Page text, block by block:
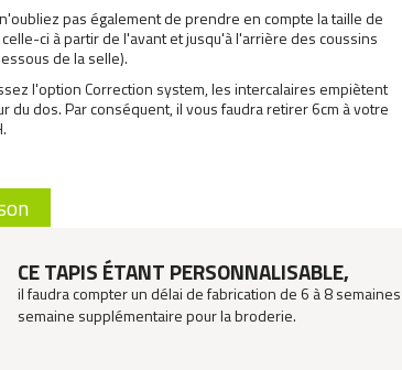
pas également de prendre en compte la taille de
ci à partir de l'avant et jusqu'à l'arrière des coussins
de la selle).
l'option Correction system, les intercalaires empiètent
du dos. Par conséquent, il vous faudra retirer 6cm à votre
CE TAPIS ÉTANT PERSONNALISABLE,
il faudra compter un délai de fabrication de 6 à 8 semaines
semaine supplémentaire pour la broderie.